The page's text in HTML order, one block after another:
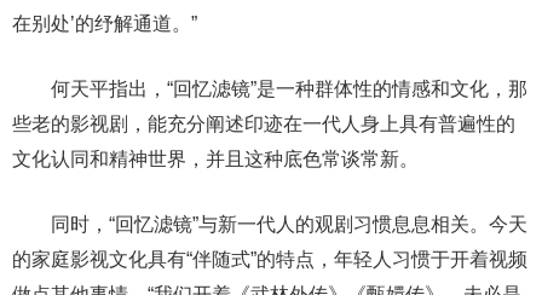
在别处’的纾解通道。”
何天平指出，“回忆滤镜”是一种群体性的情感和文化，那
些老的影视剧，能充分阐述印迹在一代人身上具有普遍性的
文化认同和精神世界，并且这种底色常谈常新。
同时，“回忆滤镜”与新一代人的观剧习惯息息相关。今天
的家庭影视文化具有“伴随式”的特点，年轻人习惯于开着视频